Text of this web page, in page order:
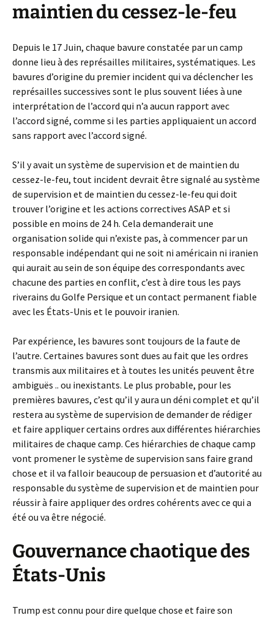
maintien du cessez-le-feu
Depuis le 17 Juin, chaque bavure constatée par un camp
donne lieu à des représailles militaires, systématiques. Les
bavures d’origine du premier incident qui va déclencher les
représailles successives sont le plus souvent liées à une
interprétation de l’accord qui n’a aucun rapport avec
l’accord signé, comme si les parties appliquaient un accord
sans rapport avec l’accord signé.
S’il y avait un système de supervision et de maintien du
cessez-le-feu, tout incident devrait être signalé au système
de supervision et de maintien du cessez-le-feu qui doit
trouver l’origine et les actions correctives ASAP et si
possible en moins de 24 h. Cela demanderait une
organisation solide qui n’existe pas, à commencer par un
responsable indépendant qui ne soit ni américain ni iranien
qui aurait au sein de son équipe des correspondants avec
chacune des parties en conflit, c’est à dire tous les pays
riverains du Golfe Persique et un contact permanent fiable
avec les États-Unis et le pouvoir iranien.
Par expérience, les bavures sont toujours de la faute de
l’autre. Certaines bavures sont dues au fait que les ordres
transmis aux militaires et à toutes les unités peuvent être
ambiguës .. ou inexistants. Le plus probable, pour les
premières bavures, c’est qu’il y aura un déni complet et qu’il
restera au système de supervision de demander de rédiger
et faire appliquer certains ordres aux différentes hiérarchies
militaires de chaque camp. Ces hiérarchies de chaque camp
vont promener le système de supervision sans faire grand
chose et il va falloir beaucoup de persuasion et d’autorité au
responsable du système de supervision et de maintien pour
réussir à faire appliquer des ordres cohérents avec ce qui a
été ou va être négocié.
Gouvernance chaotique des
États-Unis
Trump est connu pour dire quelque chose et faire son